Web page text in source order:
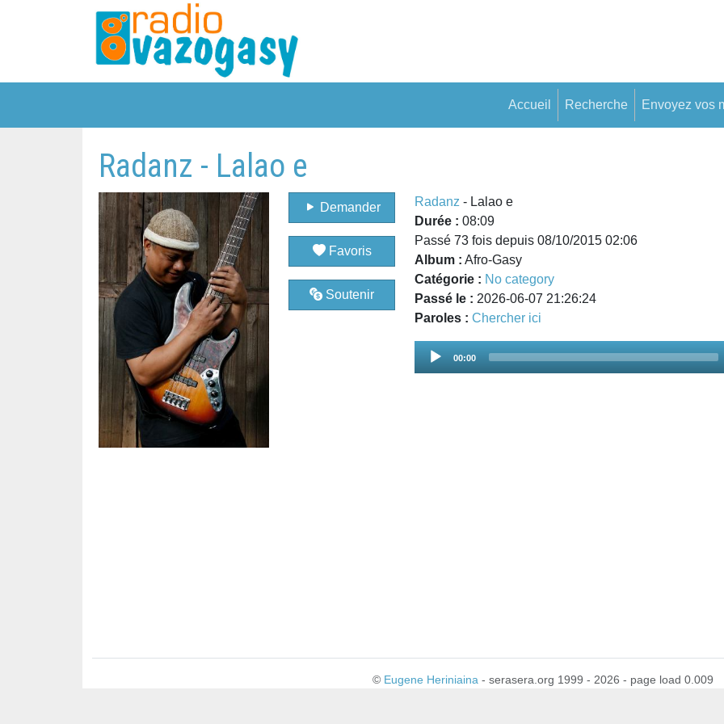
Accueil Recherche Envoyez vos
Radanz - Lalao e
Demander
Favoris
Soutenir
Radanz - Lalao e
Durée :08:09
Passé 73 fois depuis 08/10/2015 02:06
Album : Afro-Gasy
Catégorie : No category
Passé le : 2026-06-07 21:26:24
Paroles :Chercher ici
Audio
00:00
© Eugene Heriniaina - serasera.org 1999 - 2026 - page load 0.009